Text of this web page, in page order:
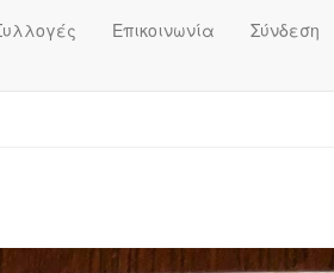
Επικοινωνία Σύνδεση